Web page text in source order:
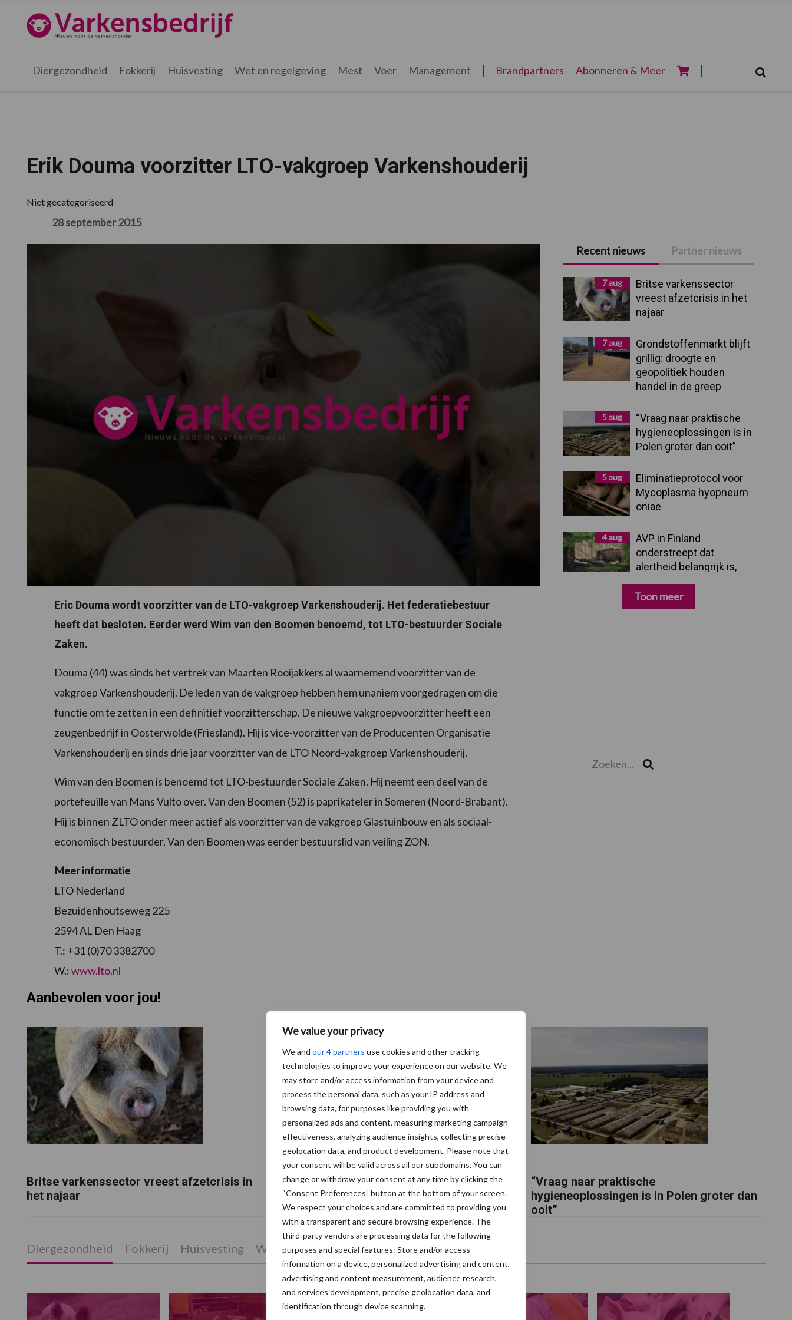
We value your privacy
We and our 4 partners use cookies and other tracking
technologies to improve your experience on our website. We
may store and/or access information from your device and
process the personal data, such as your IP address and
browsing data, for purposes like providing you with
personalized ads and content, measuring marketing campaign
effectiveness, analyzing audience insights, collecting precise
geolocation data, and product development. Please note that
your consent will be valid across all our subdomains. You can
change or withdraw your consent at any time by clicking the
“Consent Preferences” button at the bottom of your screen.
We respect your choices and are committed to providing you
with a transparent and secure browsing experience. The
third-party vendors are processing data for the following
purposes and special features: Store and/or access
information on a device, personalized advertising and content,
advertising and content measurement, audience research,
and services development, precise geolocation data, and
identification through device scanning.
hoofdnavigatie
hoofd
eerste
voettekst
Varkensbedrijf.nl
Diergezondheid Fokkerij Huisvesting Wet en regelgeving Mest Voer Management Brandpartners Abonneren & Meer
Erik Douma voorzitter LTO-vakgroep Varkenshouderij
Niet gecategoriseerd
28 september 2015
Eric Douma wordt voorzitter van de LTO-vakgroep Varkenshouderij. Het federatiebestuur
heeft dat besloten. Eerder werd Wim van den Boomen benoemd, tot LTO-bestuurder Sociale
Zaken.
Douma (44) was sinds het vertrek van Maarten Rooijakkers al waarnemend voorzitter van de
vakgroep Varkenshouderij. De leden van de vakgroep hebben hem unaniem voorgedragen om die
functie om te zetten in een definitief voorzitterschap. De nieuwe vakgroepvoorzitter heeft een
zeugenbedrijf in Oosterwolde (Friesland). Hij is vice-voorzitter van de Producenten Organisatie
Varkenshouderij en sinds drie jaar voorzitter van de LTO Noord-vakgroep Varkenshouderij.
Wim van den Boomen is benoemd tot LTO-bestuurder Sociale Zaken. Hij neemt een deel van de
portefeuille van Mans Vulto over. Van den Boomen (52) is paprikateler in Someren (Noord-Brabant).
Hij is binnen ZLTO onder meer actief als voorzitter van de vakgroep Glastuinbouw en als sociaal-
economisch bestuurder. Van den Boomen was eerder bestuurslid van veiling ZON.
Meer informatie
LTO Nederland
Bezuidenhoutseweg 225
2594 AL Den Haag
T.: +31 (0)70 3382700
W.:www.lto.nl
Primaire
Sidebar
Recent nieuws Partner nieuws
7 aug
Britse varkenssector
vreest afzetcrisis in het
najaar
7 aug
Grondstoffenmarkt blijft
grillig: droogte en
geopolitiek houden
handel in de greep
5 aug
“Vraag naar praktische
hygieneoplossingen is in
Polen groter dan ooit”
5 aug
Eliminatieprotocol voor
Mycoplasma hyopneum
oniae
4 aug
AVP in Finland
onderstreept dat
alertheid belangrijk is,
Toon meer
Aanbevolen voor jou!
Britse varkenssector vreest afzetcrisis in
het najaar
Grondstoffenmarkt blijft grillig: droogte
en geopolitiek houden handel in de greep
“Vraag naar praktische
hygieneoplossingen is in Polen groter dan
ooit”
Diergezondheid Fokkerij Huisvesting Wet en regelgeving Mest Varkensvoer